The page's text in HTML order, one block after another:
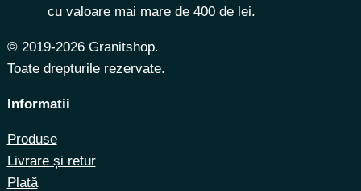
cu valoare mai mare de 400 de lei.
© 2019-2026 Granitshop.
Toate drepturile rezervate.
Informatii
Produse
Livrare și retur
Plată